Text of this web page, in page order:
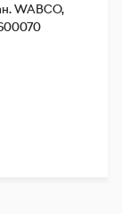
WABCO,